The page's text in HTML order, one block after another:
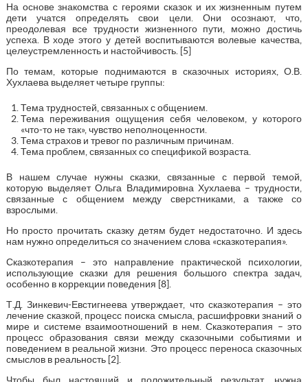
На основе знакомства с героями сказок и их жизненным путем
дети учатся определять свои цели. Они осознают, что,
преодолевая все трудности жизненного пути, можно достичь
успеха. В ходе этого у детей воспитываются волевые качества,
целеустремленность и настойчивость. [5]
По темам, которые поднимаются в сказочных историях, О.В.
Хухлаева выделяет четыре группы:
Тема трудностей, связанных с общением.
Тема переживания ощущения себя человеком, у которого
«что-то не так», чувство неполноценности.
Тема страхов и тревог по различным причинам.
Тема проблем, связанных со спецификой возраста.
В нашем случае нужны сказки, связанные с первой темой,
которую выделяет Ольга Владимировна Хухлаева – трудности,
связанные с общением между сверстниками, а также со
взрослыми.
Но просто прочитать сказку детям будет недостаточно. И здесь
нам нужно определиться со значением слова «сказкотерапия».
Сказкотерапия – это направление практической психологии,
использующие сказки для решения большого спектра задач,
особенно в коррекции поведения [8].
Т.Д. Зинкевич-Евстигнеева утверждает, что сказкотерапия – это
лечение сказкой, процесс поиска смысла, расшифровки знаний о
мире и системе взаимоотношений в нем. Сказкотерапия – это
процесс образования связи между сказочными событиями и
поведением в реальной жизни. Это процесс переноса сказочных
смыслов в реальность [2].
Чтобы был настоящий и положительный результат, нужна